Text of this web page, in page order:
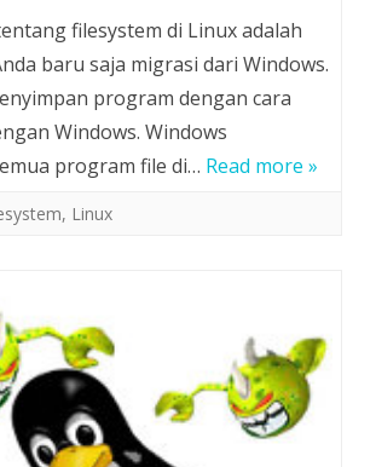
filesystem di Linux adalah
baru saja migrasi dari Windows.
program dengan cara
Windows. Windows
program file di… Read more »
, Linux